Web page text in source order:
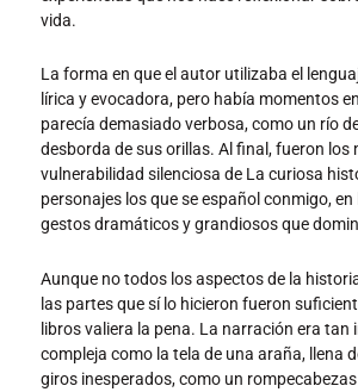
vida.
La forma en que el autor utilizaba el
lírica y evocadora, pero había momentos
parecía demasiado verbosa, como un río
desborda de sus orillas. Al final, fueron los
vulnerabilidad silenciosa de La curiosa
personajes los que se español conmigo,
gestos dramáticos y grandiosos que
Aunque no todos los aspectos de la
las partes que sí lo hicieron fueron
libros valiera la pena. La narración era tan
compleja como la tela de una araña, llena
giros inesperados, como un